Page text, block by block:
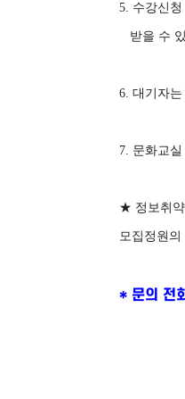
5. 수강신
받을 수
6.대기자는
7. 문화교실
★ 정보취
모집정원의
* 문의 전